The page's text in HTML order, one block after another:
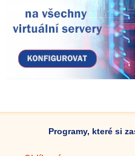
Programy, které si